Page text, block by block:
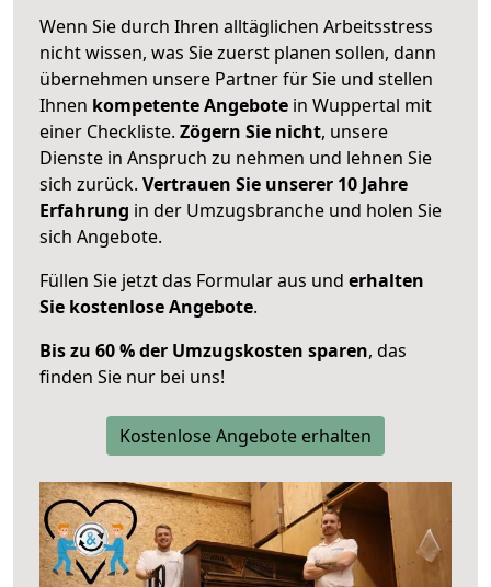
Wenn Sie durch Ihren alltäglichen Arbeitsstress
nicht wissen, was Sie zuerst planen sollen, dann
übernehmen unsere Partner für Sie und stellen
Ihnen kompetente Angebote in Wuppertal mit
einer Checkliste. Zögern Sie nicht, unsere
Dienste in Anspruch zu nehmen und lehnen Sie
sich zurück. Vertrauen Sie unserer 10 Jahre
Erfahrung in der Umzugsbranche und holen Sie
sich Angebote.
Füllen Sie jetzt das Formular aus und erhalten
Sie kostenlose Angebote.
Bis zu 60 % der Umzugskosten sparen, das
finden Sie nur bei uns!
Kostenlose Angebote erhalten